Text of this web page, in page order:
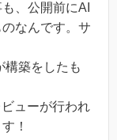
、公開前にAI
なんです。サ
構築をしたも
ューが行われ
！